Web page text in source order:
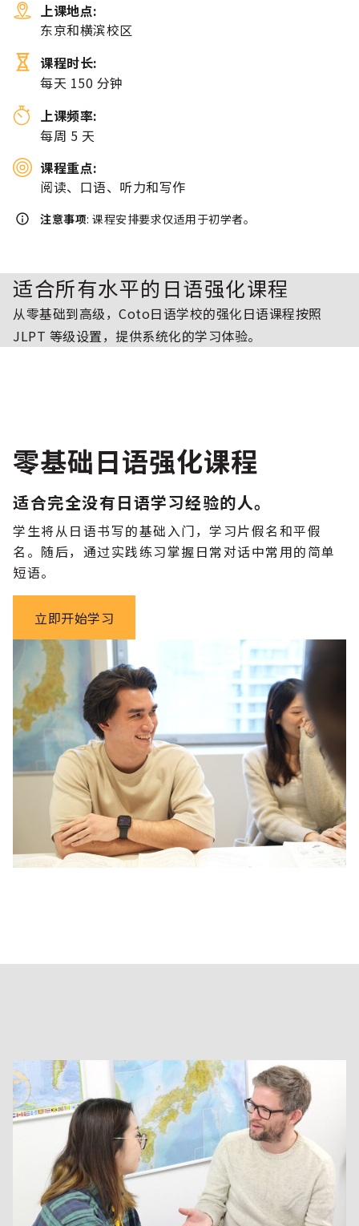
上课地点:
东京和横滨校区
课程时长:
每天 150 分钟
上课频率:
每周 5 天
课程重点:
阅读、口语、听力和写作
注意事项: 课程安排要求仅适用于初学者。
适合所有水平的日语强化课程
从零基础到高级，Coto日语学校的强化日语课程按照
JLPT 等级设置，提供系统化的学习体验。
零基础日语强化课程
适合完全没有日语学习经验的人。
学生将从日语书写的基础入门，学习片假名和平假
名。随后，通过实践练习掌握日常对话中常用的简单
短语。
立即开始学习